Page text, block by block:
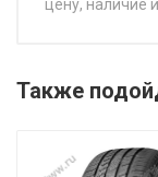
цену, наличие
Massimo
Также